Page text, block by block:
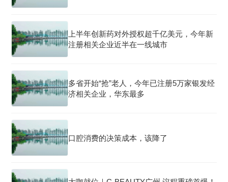
上半年创新药对外授权超千亿美元，今年新
注册相关企业近半在一线城市
多省开始“抢”老人，今年已注册5万家银发经
济相关企业，华东最多
口腔消费的决策成本，该降了